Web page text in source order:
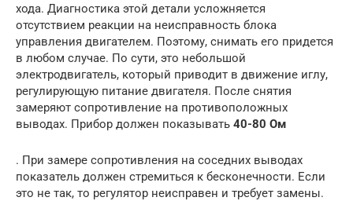
хода. Диагностика этой детали усложняется
отсутствием реакции на неисправность блока
управления двигателем. Поэтому, снимать его придется
в любом случае. По сути, это небольшой
электродвигатель, который приводит в движение иглу,
регулирующую питание двигателя. После снятия
замеряют сопротивление на противоположных
выводах. Прибор должен показывать 40-80 Ом
. При замере сопротивления на соседних выводах
показатель должен стремиться к бесконечности. Если
это не так, то регулятор неисправен и требует замены.